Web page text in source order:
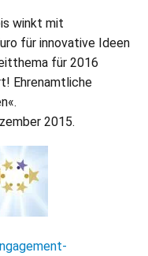
winkt mit
für innovative Ideen
für 2016
Ehrenamtliche
2015.